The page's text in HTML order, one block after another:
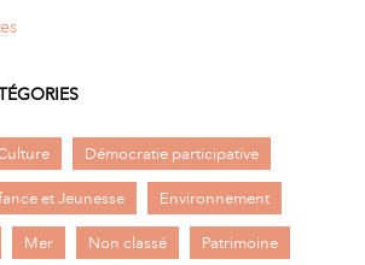
Démocratie participative
et Jeunesse Environnement
Mer Non classé Patrimoine